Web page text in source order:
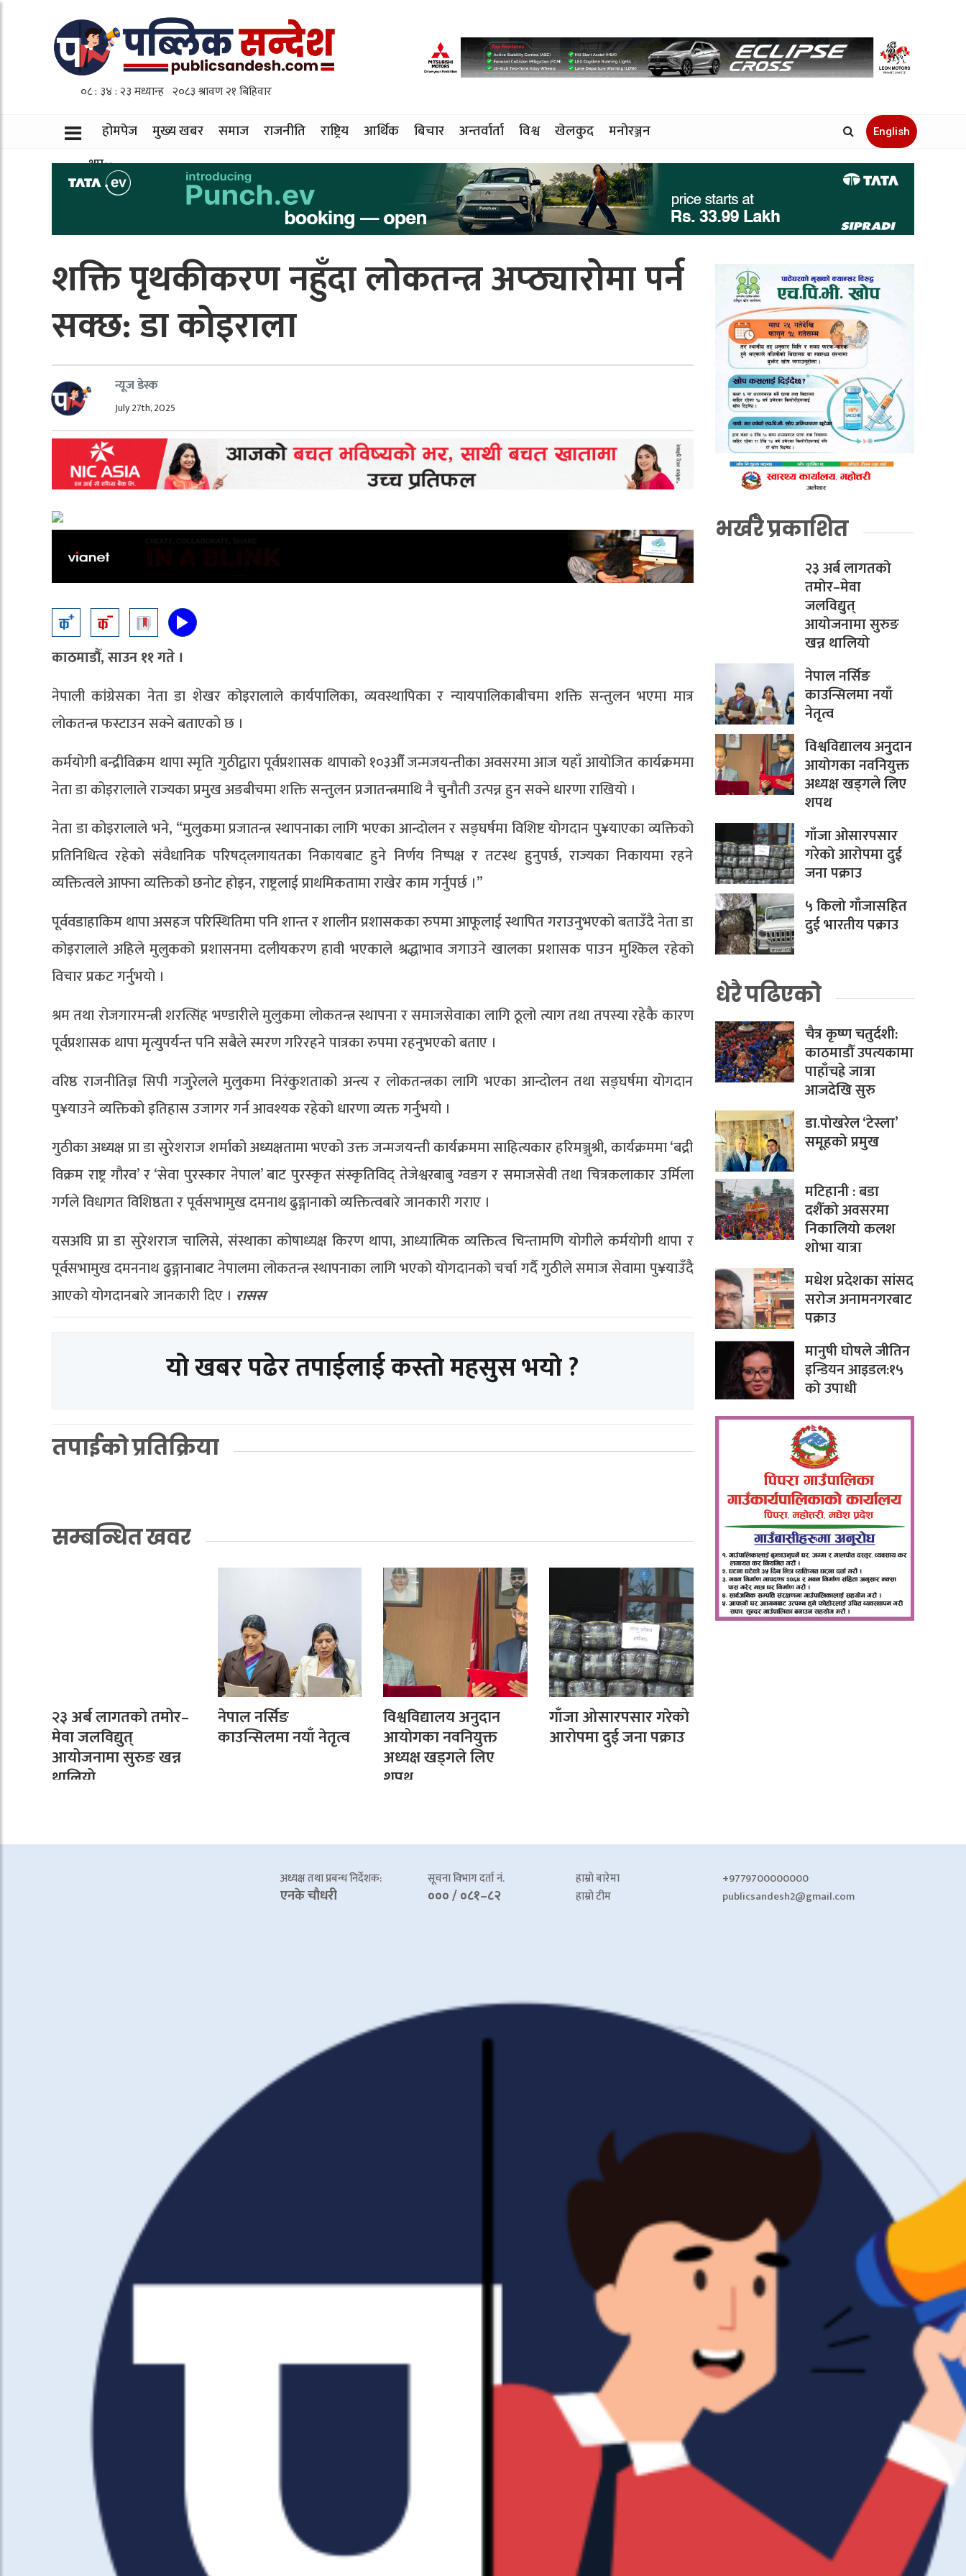
होमपेज मुख्य खबर समाज राजनीति राष्ट्रिय आर्थिक बिचार अन्तर्वार्ता विश्व खेलकुद
मनोरञ्जन
थप
English
शक्ति पृथकीकरण नहुँदा लोकतन्त्र अप्ठ्यारोमा पर्न
सक्छ: डा कोइराला
न्यूज डेस्क
July 27th, 2025
काठमाडौँ, साउन ११ गते ।
नेपाली कांग्रेसका नेता डा शेखर कोइरालाले कार्यपालिका, व्यवस्थापिका र न्यायपालिकाबीचमा शक्ति सन्तुलन भएमा मात्र
लोकतन्त्र फस्टाउन सक्ने बताएको छ ।
कर्मयोगी बन्द्रीविक्रम थापा स्मृति गुठीद्वारा पूर्वप्रशासक थापाको १०३औँ जन्मजयन्तीका अवसरमा आज यहाँ आयोजित कार्यक्रममा
नेता डा कोइरालाले राज्यका प्रमुख अङबीचमा शक्ति सन्तुलन प्रजातन्त्रमाथि नै चुनौती उत्पन्न हुन सक्ने धारणा राखियो ।
नेता डा कोइरालाले भने, “मुलुकमा प्रजातन्त्र स्थापनाका लागि भएका आन्दोलन र सङ्घर्षमा विशिष्ट योगदान पु¥याएका व्यक्तिको
प्रतिनिधित्व रहेको संवैधानिक परिषद्लगायतका निकायबाट हुने निर्णय निष्पक्ष र तटस्थ हुनुपर्छ, राज्यका निकायमा रहने
व्यक्तित्वले आफ्ना व्यक्तिको छनोट होइन, राष्ट्रलाई प्राथमिकतामा राखेर काम गर्नुपर्छ ।”
पूर्ववडाहाकिम थापा असहज परिस्थितिमा पनि शान्त र शालीन प्रशासकका रुपमा आफूलाई स्थापित गराउनुभएको बताउँदै नेता डा
कोइरालाले अहिले मुलुकको प्रशासनमा दलीयकरण हावी भएकाले श्रद्धाभाव जगाउने खालका प्रशासक पाउन मुश्किल रहेको
विचार प्रकट गर्नुभयो ।
श्रम तथा रोजगारमन्त्री शरत्सिंह भण्डारीले मुलुकमा लोकतन्त्र स्थापना र समाजसेवाका लागि ठूलो त्याग तथा तपस्या रहेकै कारण
पूर्वप्रशासक थापा मृत्युपर्यन्त पनि सबैले स्मरण गरिरहने पात्रका रुपमा रहनुभएको बताए ।
वरिष्ठ राजनीतिज्ञ सिपी गजुरेलले मुलुकमा निरंकुशताको अन्त्य र लोकतन्त्रका लागि भएका आन्दोलन तथा सङ्घर्षमा योगदान
पु¥याउने व्यक्तिको इतिहास उजागर गर्न आवश्यक रहेको धारणा व्यक्त गर्नुभयो ।
गुठीका अध्यक्ष प्रा डा सुरेशराज शर्माको अध्यक्षतामा भएको उक्त जन्मजयन्ती कार्यक्रममा साहित्यकार हरिमञ्जुश्री, कार्यक्रममा ‘बद्री
विक्रम राष्ट्र गौरव’ र ‘सेवा पुरस्कार नेपाल’ बाट पुरस्कृत संस्कृतिविद् तेजेश्वरबाबु ग्वङग र समाजसेवी तथा चित्रकलाकार उर्मिला
गर्गले विधागत विशिष्ठता र पूर्वसभामुख दमनाथ ढुङ्गानाको व्यक्तित्वबारे जानकारी गराए ।
यसअघि प्रा डा सुरेशराज चालिसे, संस्थाका कोषाध्यक्ष किरण थापा, आध्यात्मिक व्यक्तित्व चिन्तामणि योगीले कर्मयोगी थापा र
पूर्वसभामुख दमननाथ ढुङ्गानाबाट नेपालमा लोकतन्त्र स्थापनाका लागि भएको योगदानको चर्चा गर्दै गुठीले समाज सेवामा पु¥याउँदै
आएको योगदानबारे जानकारी दिए । रासस
यो खबर पढेर तपाईलाई कस्तो महसुस भयो ?
तपाईको प्रतिक्रिया
सम्बन्धित खवर
२३ अर्ब लागतको तमोर–
मेवा जलविद्युत्
आयोजनामा सुरुङ खन्न
थालियो
नेपाल नर्सिङ
काउन्सिलमा नयाँ नेतृत्व
विश्वविद्यालय अनुदान
आयोगका नवनियुक्त
अध्यक्ष खड्गले लिए
शपथ
गाँजा ओसारपसार गरेको
आरोपमा दुई जना पक्राउ
भर्खरै प्रकाशित
२३ अर्ब लागतको
तमोर–मेवा
जलविद्युत्
आयोजनामा सुरुङ
खन्न थालियो
नेपाल नर्सिङ
काउन्सिलमा नयाँ
नेतृत्व
विश्वविद्यालय अनुदान
आयोगका नवनियुक्त
अध्यक्ष खड्गले लिए
शपथ
गाँजा ओसारपसार
गरेको आरोपमा दुई
जना पक्राउ
५ किलो गाँजासहित
दुई भारतीय पक्राउ
धेरै पढिएको
चैत्र कृष्ण चतुर्दशी:
काठमाडौँ उपत्यकामा
पाहाँचह्रे जात्रा
आजदेखि सुरु
डा.पोखरेल ‘टेस्ला’
समूहको प्रमुख
मटिहानी : बडा
दशैँको अवसरमा
निकालियो कलश
शोभा यात्रा
मधेश प्रदेशका सांसद
सरोज अनामनगरबाट
पक्राउ
मानुषी घोषले जीतिन
इन्डियन आइडल:१५
को उपाधी
अध्यक्ष तथा प्रबन्ध निर्देशक:
एनके चाैधरी
सूचना विभाग दर्ता नं.
००० / ०८१–८२
हाम्रो बारेमा
हाम्रो टीम
+9779700000000
publicsandesh2@gmail.com